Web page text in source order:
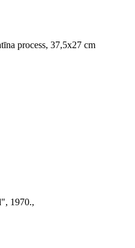
process, 37,5x27 cm
1970.,